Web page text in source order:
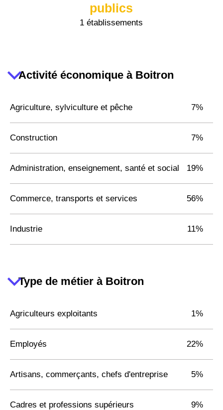
publics
1 établissements
Activité économique à Boitron
Agriculture, sylviculture et pêche 7%
Construction 7%
Administration, enseignement, santé et social 19%
Commerce, transports et services 56%
Industrie 11%
Type de métier à Boitron
Agriculteurs exploitants 1%
Employés 22%
Artisans, commerçants, chefs d'entreprise 5%
Cadres et professions supérieurs 9%